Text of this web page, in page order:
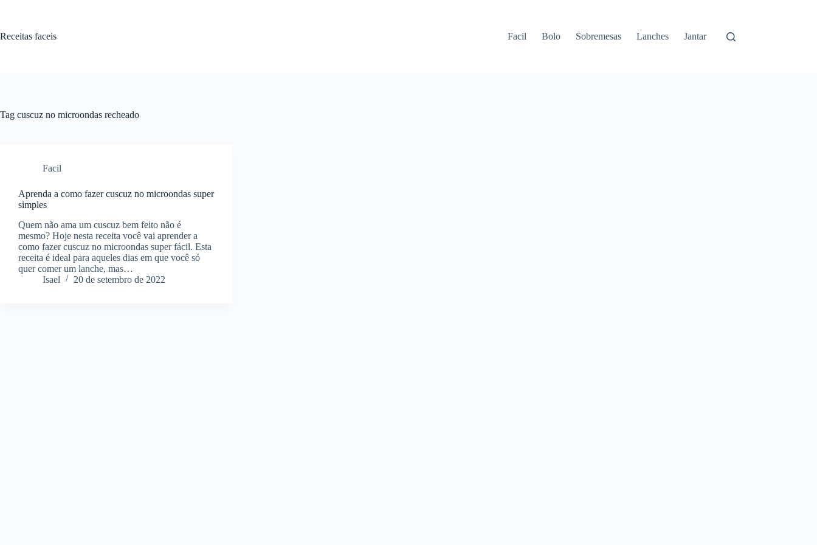
conteúdo
Receitas faceis Facil Bolo Sobremesas Lanches Jantar
Tag cuscuz no microondas recheado
Facil
Aprenda a como fazer cuscuz no microondas super
simples
Quem não ama um cuscuz bem feito não é
mesmo? Hoje nesta receita você vai aprender a
como fazer cuscuz no microondas super fácil. Esta
receita é ideal para aqueles dias em que você só
quer comer um lanche, mas…
Isael
20 de setembro de 2022